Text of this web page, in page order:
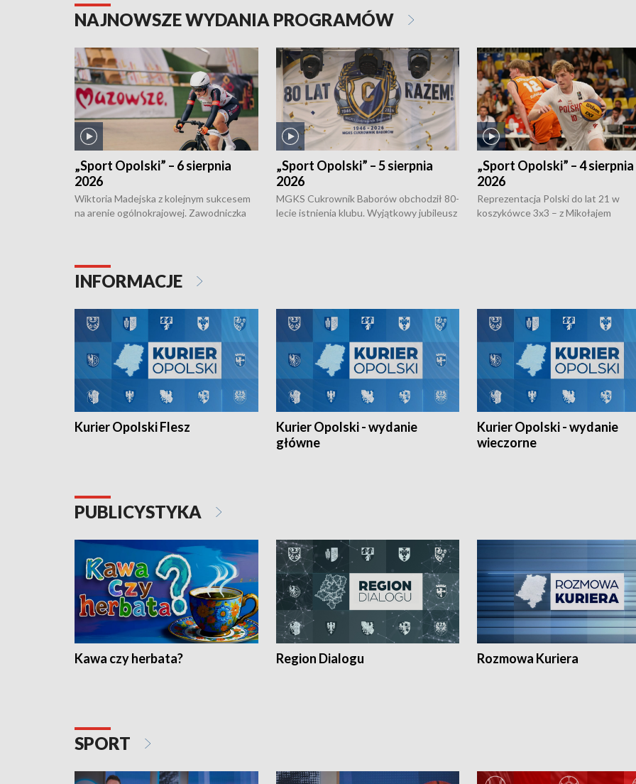
NAJNOWSZE WYDANIA PROGRAMÓW
„Sport Opolski” – 6 sierpnia
2026
Wiktoria Madejska z kolejnym sukcesem
na arenie ogólnokrajowej. Zawodniczka
torowym.
„Sport Opolski” – 5 sierpnia
2026
MGKS Cukrownik Baborów obchodził 80-
lecie istnienia klubu. Wyjątkowy jubileusz
„Sport Opolski” – 4 sierpnia
2026
Reprezentacja Polski do lat 21 w
koszykówce 3x3 – z Mikołajem
INFORMACJE
Kurier Opolski Flesz
Kurier Opolski - wydanie
główne
Kurier Opolski - wydanie
wieczorne
PUBLICYSTYKA
Kawa czy herbata? Region Dialogu Rozmowa Kuriera
SPORT